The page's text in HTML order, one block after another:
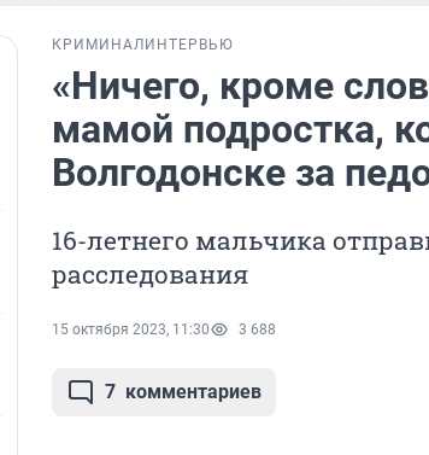
КРИМИНАЛ ИНТЕРВЬЮ
«Ничего, кроме
мамой подростка,
Волгодонске за
16-летнего мальчика
расследования
15 октября 2023, 11:30 3 688
7 комментариев